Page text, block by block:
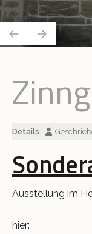
Details
Ausstellung im
hier:
Krippe 2011
Schloss und Riegel
VINO